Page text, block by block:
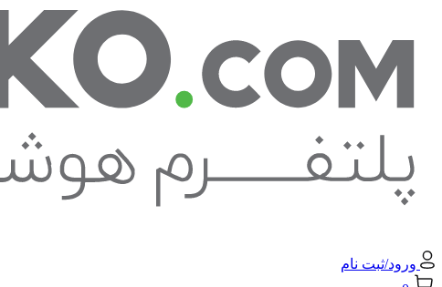
ورود/ثبت نام